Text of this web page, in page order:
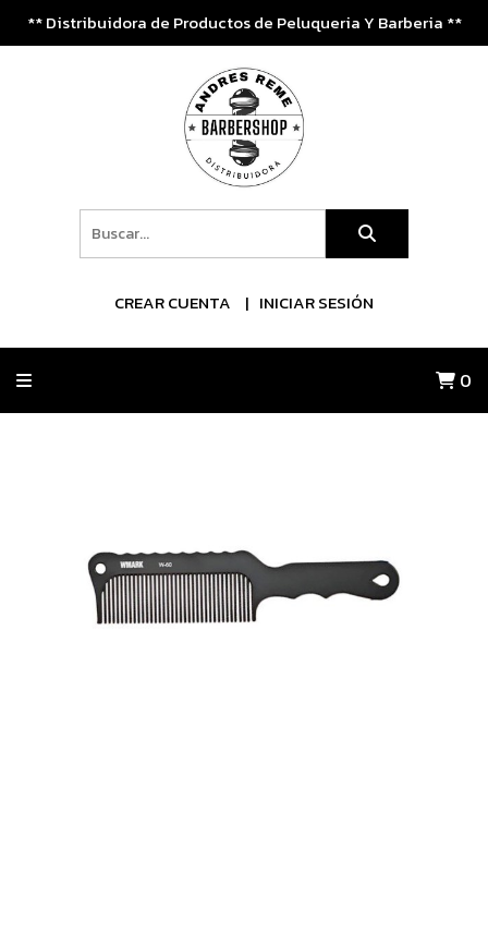
** Distribuidora de Productos de Peluqueria Y Barberia **
CREAR CUENTA INICIAR SESIÓN
0